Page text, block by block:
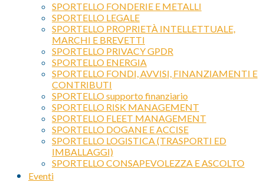
SPORTELLO FONDERIE E METALLI
SPORTELLO LEGALE
SPORTELLO PROPRIETÀ INTELLETTUALE,
MARCHI E BREVETTI
SPORTELLO PRIVACY GPDR
SPORTELLO ENERGIA
SPORTELLO FONDI, AVVISI, FINANZIAMENTI E
CONTRIBUTI
SPORTELLO supporto finanziario
SPORTELLO RISK MANAGEMENT
SPORTELLO FLEET MANAGEMENT
SPORTELLO DOGANE E ACCISE
SPORTELLO LOGISTICA (TRASPORTI ED
IMBALLAGGI)
SPORTELLO CONSAPEVOLEZZA E ASCOLTO
Eventi